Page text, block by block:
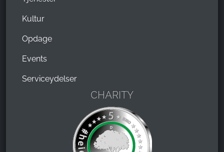
Kultur
Opdage
Events
Serviceydelser
CHARITY